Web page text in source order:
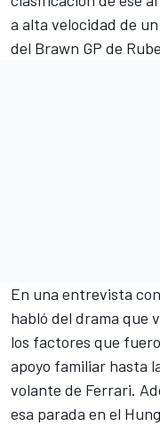
a alta velocidad de
del Brawn GP de
En una entrevista con
habló del drama que
los factores que
apoyo familiar hasta
volante de Ferrari.
esa parada en el